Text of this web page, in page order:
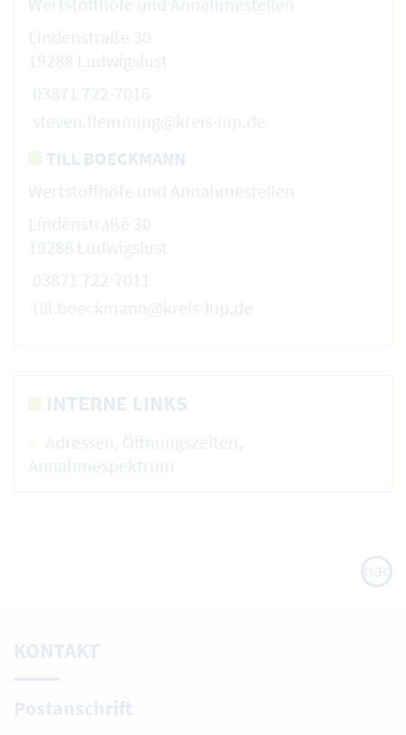
Lindenstraße 30
19288 Ludwigslust
03871 722-7016
steven.flemming@kreis-lup.de
TILL BOECKMANN
Wertstoffhöfe und Annahmestellen
Lindenstraße 30
19288 Ludwigslust
03871 722-7011
till.boeckmann@kreis-lup.de
INTERNE LINKS
Adressen, Öffnungszeiten,
Annahmespektrum
nach
oben
KONTAKT
Postanschrift